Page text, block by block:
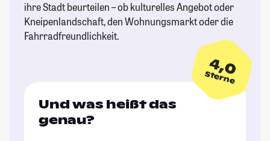
ihre Stadt beurteilen – ob kulturelles Angebot oder
Kneipenlandschaft, den Wohnungsmarkt oder die
Fahrradfreundlichkeit.
4,0
Sterne
Und was heißt das
genau?